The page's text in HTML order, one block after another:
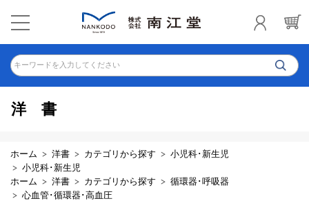
キーワードを入力してください
洋書
ホーム 洋書 カテゴリから探す
小児科･新生児
小児科･新生児
ホーム
洋書 カテゴリから探す
循環器･呼吸器
心血管･循環器･高血圧